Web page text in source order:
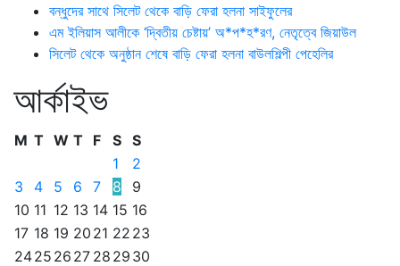
বন্ধুদের সাথে সিলেট থেকে বাড়ি ফেরা হলনা সাইফুলের
এম ইলিয়াস আলীকে ‘দ্বিতীয় চেষ্টায়’ অ*প*হ*রণ, নেতৃত্বে জিয়াউল
সিলেট থেকে অনুষ্ঠান শেষে বাড়ি ফেরা হলনা বাউলশিল্পী পেহেলির
আর্কাইভ
M T W T F S S
1
2
3
4 5 6 7 8
9
10 11 12 13 14 15 16
17 18 19 20 21 22 23
2425 26 27 28 29 30